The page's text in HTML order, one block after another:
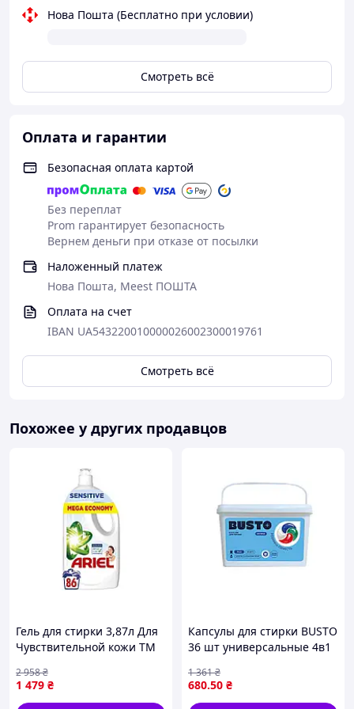
Характеристики
Нова Пошта (Бесплатно при условии)
Смотреть всё
Оплата и гарантии
Безопасная оплата картой
Без переплат
Prom гарантирует безопасность
Вернем деньги при отказе от посылки
Наложенный платеж
Нова Пошта, Meest ПОШТА
Оплата на счет
IBAN UA543220010000026002300019761
Смотреть всё
Похожее у других продавцов
Гель для стирки 3,87л Для
Чувствительной кожи ТМ
1 479 ₴
2 958₴
Капсулы для стирки BUSTO
36 шт универсальные 4в1
темного белья
680.50 ₴
1 361₴